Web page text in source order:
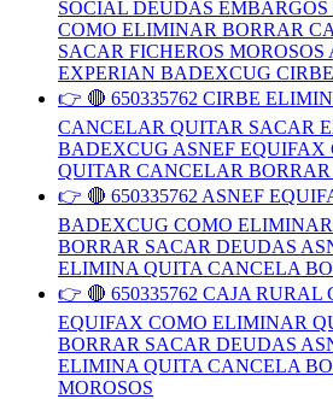
SOCIAL DEUDAS
COMO ELIMINAR BORRAR
SACAR FICHEROS
EXPERIAN BADEXCUG CIRBE
👉 🔴 650335762 CIRBE
CANCELAR QUITAR SACAR
BADEXCUG ASNEF EQUIFAX
QUITAR CANCELAR
👉 🔴 650335762 ASNEF
BADEXCUG COMO
BORRAR SACAR DEUDAS
ELIMINA QUITA CANCELA
👉 🔴 650335762 CAJA RURAL
EQUIFAX COMO ELIMINAR
BORRAR SACAR DEUDAS
ELIMINA QUITA CANCELA
MOROSOS